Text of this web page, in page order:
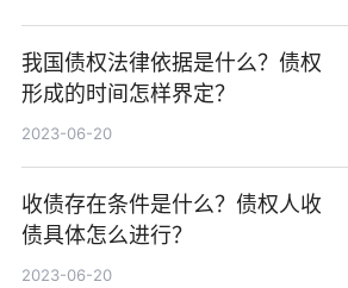
我国债权法律依据是什么？债权
形成的时间怎样界定？
2023-06-20
收债存在条件是什么？债权人收
债具体怎么进行？
2023-06-20